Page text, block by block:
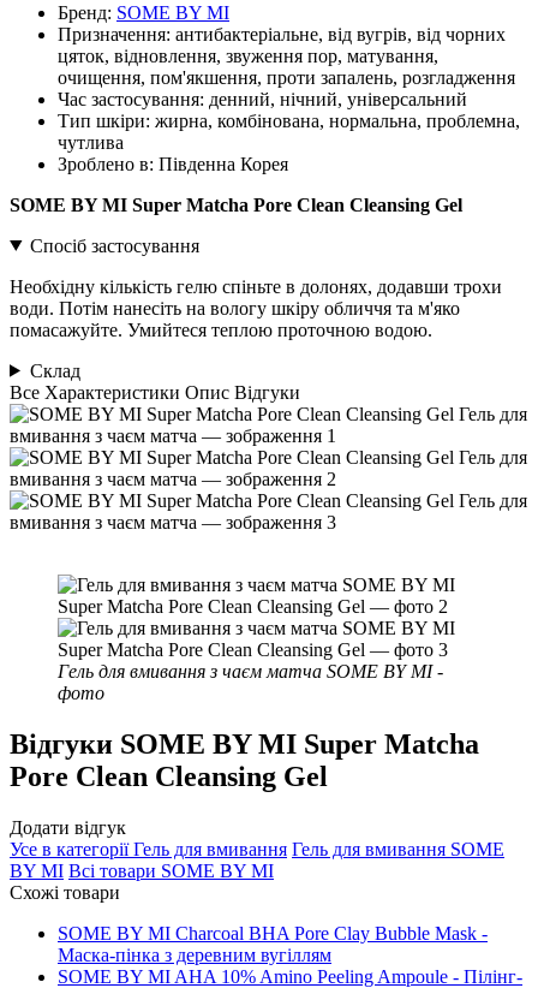
Бренд: SOME BY MI
Призначення: антибактеріальне, від вугрів, від чорних
цяток, відновлення, звуження пор, матування,
очищення, пом'якшення, проти запалень, розгладження
Час застосування: денний, нічний, універсальний
Тип шкіри: жирна, комбінована, нормальна, проблемна,
чутлива
Зроблено в: Південна Корея
SOME BY MI Super Matcha Pore Clean Cleansing Gel
Спосіб застосування
Необхідну кількість гелю спіньте в долонях, додавши трохи
води. Потім нанесіть на вологу шкіру обличчя та м'яко
помасажуйте. Умийтеся теплою проточною водою.
Склад
Все Характеристики Опис Відгуки
Гель для вмивання з чаєм матча SOME BY MI -
фото
Відгуки SOME BY MI Super Matcha
Pore Clean Cleansing Gel
Додати відгук
Усе в категоріїГель для вмивання Гель для вмивання SOME
BY MI Всі товари SOME BY MI
Схожі товари
SOME BY MI Charcoal BHA Pore Clay Bubble Mask -
Маска-пінка з деревним вугіллям
SOME BY MI AHA 10% Amino Peeling Ampoule - Пілінг-